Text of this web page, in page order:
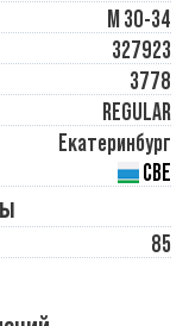
М 30-34
327923
3778
REGULAR
Екатеринбург
СВЕ
85